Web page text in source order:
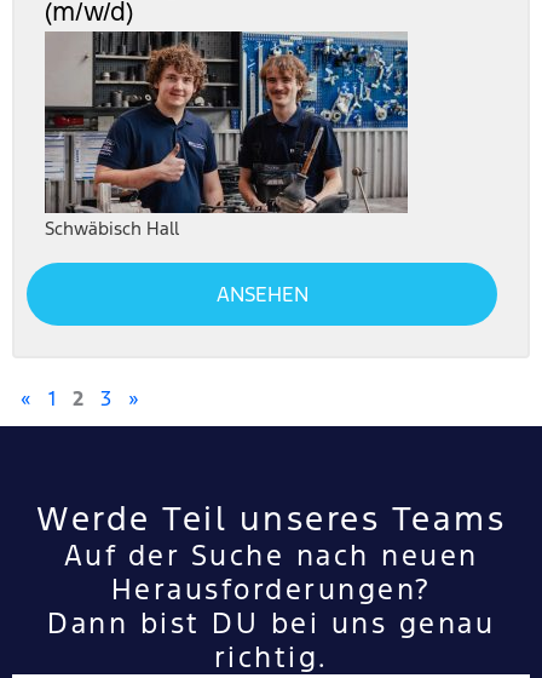
(m/w/d)
Schwäbisch Hall
ANSEHEN
« 1 2 3 »
Werde Teil unseres Teams
Auf der Suche nach neuen
Herausforderungen?
Dann bist DU bei uns genau
richtig.